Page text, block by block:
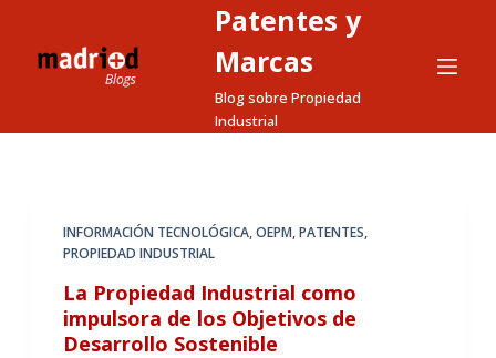
a
Patentes y
Marcas
Blog sobre Propiedad
Industrial
INFORMACIÓN TECNOLÓGICA,OEPM,PATENTES,
PROPIEDAD INDUSTRIAL
La Propiedad Industrial como
impulsora de los Objetivos de
Desarrollo Sostenible